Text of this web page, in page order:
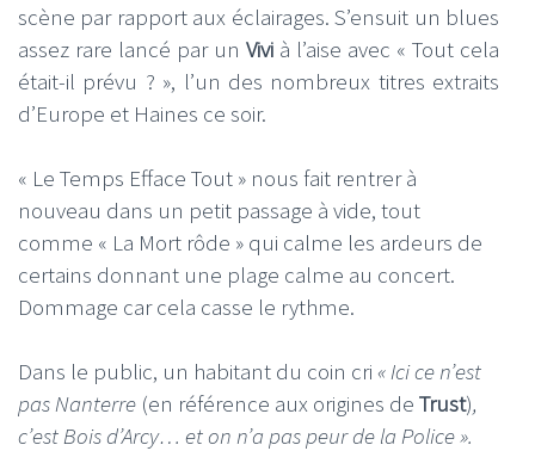
scène par rapport aux éclairages. S’ensuit un blues
assez rare lancé par un Vivi à l’aise avec « Tout cela
était-il prévu ? », l’un des nombreux titres extraits
d’Europe et Haines ce soir.
« Le Temps Efface Tout » nous fait rentrer à
nouveau dans un petit passage à vide, tout
comme « La Mort rôde » qui calme les ardeurs de
certains donnant une plage calme au concert.
Dommage car cela casse le rythme.
Dans le public, un habitant du coin cri « Ici ce n’est
pas Nanterre (en référence aux origines de Trust),
c’est Bois d’Arcy… et on n’a pas peur de la Police ».